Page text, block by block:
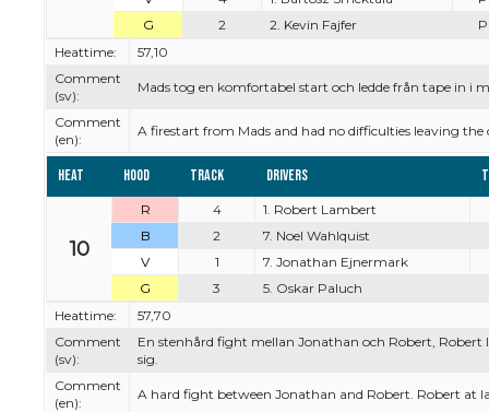
G
2 2. Kevin Fajfer
Heattime:
57,10
Comment
(sv):
Mads tog en komfortabel start och ledde från tape in i
Comment
(en):
A firestart from Mads and had no difficulties leaving
Heat Hood Track Drivers
10
R 4
1. Robert Lambert
B
2
7. Noel Wahlquist
V
1
7. Jonathan Ejnermark
G
3
5. Oskar Paluch
Heattime:
57,70
Comment
(sv):
En stenhård fight mellan Jonathan och Robert, Robert
sig.
Comment
(en):
A hard fight between Jonathan and Robert. Robert at